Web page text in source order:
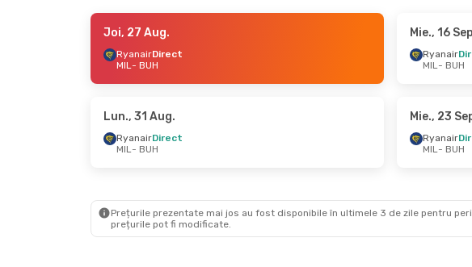
- Mar., 15 Sept. - Mar., 29 Sept.
- Lun., 7 Sept. - Vin., 9 Oct.
BUH - MIL
Joi, 27 Aug.
RyanairDirect
MIL- BUH
Mie., 16
Ryanair
MIL- BUH
Lun., 31 Aug.
RyanairDirect
MIL- BUH
Mie., 23
Ryanair
MIL- BUH
Prețurile prezentate mai jos au fost disponibile în ultimele 3 de zile pentru
prețurile pot fi modificate.